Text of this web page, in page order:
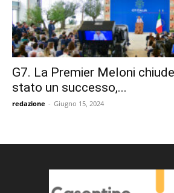
G7. La Premier Meloni
stato un successo,...
redazione - Giugno 15, 2024